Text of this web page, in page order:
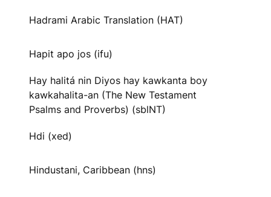
Hadrami Arabic Translation (HAT)
Hapit apo jos (ifu)
Hay halitá nin Diyos hay kawkanta boy
kawkahalita-an (The New Testament
Psalms and Proverbs) (sblNT)
Hdi (xed)
Hindustani, Caribbean (hns)